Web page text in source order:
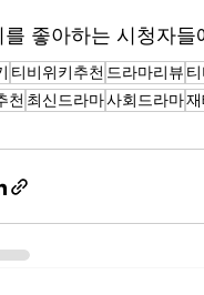
를 좋아하는 시청자
티비위키추천 드라마리뷰
천 최신드라마사회드라마